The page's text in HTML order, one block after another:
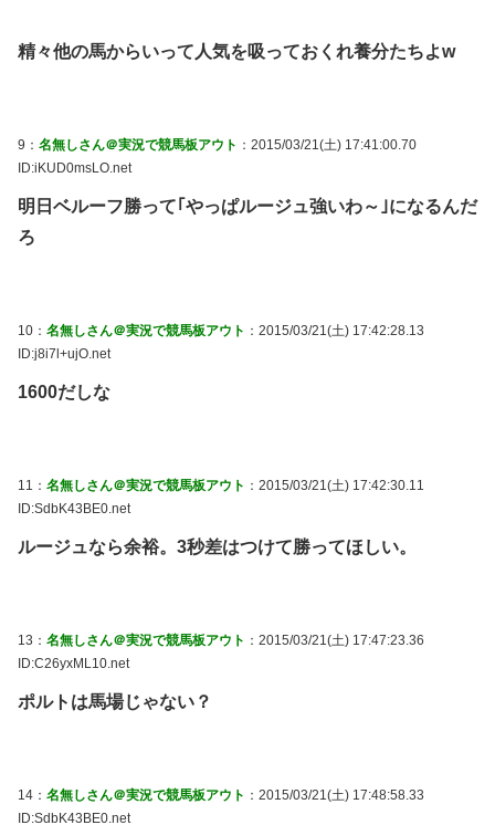
精々他の馬からいって人気を吸っておくれ養分たちよw
9： 名無しさん＠実況で競馬板アウト ：2015/03/21(土) 17:41:00.70
ID:iKUD0msLO.net
明日ベルーフ勝って｢やっぱルージュ強いわ～｣になるんだ
ろ
10： 名無しさん＠実況で競馬板アウト ：2015/03/21(土) 17:42:28.13
ID:j8i7l+ujO.net
1600だしな
11： 名無しさん＠実況で競馬板アウト ：2015/03/21(土) 17:42:30.11
ID:SdbK43BE0.net
ルージュなら余裕。3秒差はつけて勝ってほしい。
13： 名無しさん＠実況で競馬板アウト ：2015/03/21(土) 17:47:23.36
ID:C26yxML10.net
ポルトは馬場じゃない？
14： 名無しさん＠実況で競馬板アウト ：2015/03/21(土) 17:48:58.33
ID:SdbK43BE0.net